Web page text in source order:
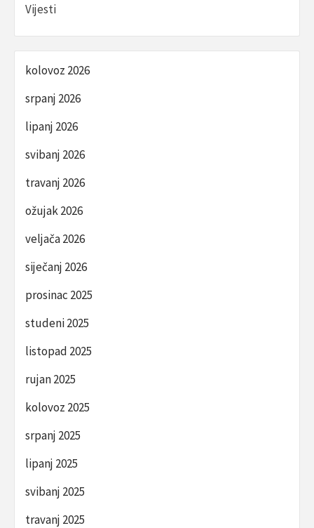
Vijesti
kolovoz 2026
srpanj 2026
lipanj 2026
svibanj 2026
travanj 2026
ožujak 2026
veljača 2026
siječanj 2026
prosinac 2025
studeni 2025
listopad 2025
rujan 2025
kolovoz 2025
srpanj 2025
lipanj 2025
svibanj 2025
travanj 2025